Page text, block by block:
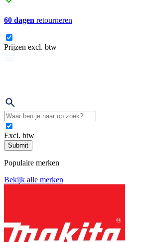
60 dagen retourneren
Prijzen excl. btw
Excl. btw
Submit
Populaire merken
Bekijk alle merken